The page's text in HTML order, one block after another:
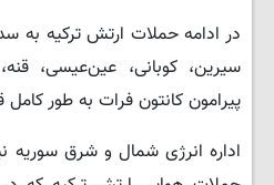
در ادامه حملات ارتش ترکیه به
سیرین، کوبانی، عین‌عیسی،
پیرامون کانتون فرات به طور
اداره انرژی شمال و شرق سوریه